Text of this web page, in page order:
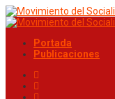
Portada
Publicaciones